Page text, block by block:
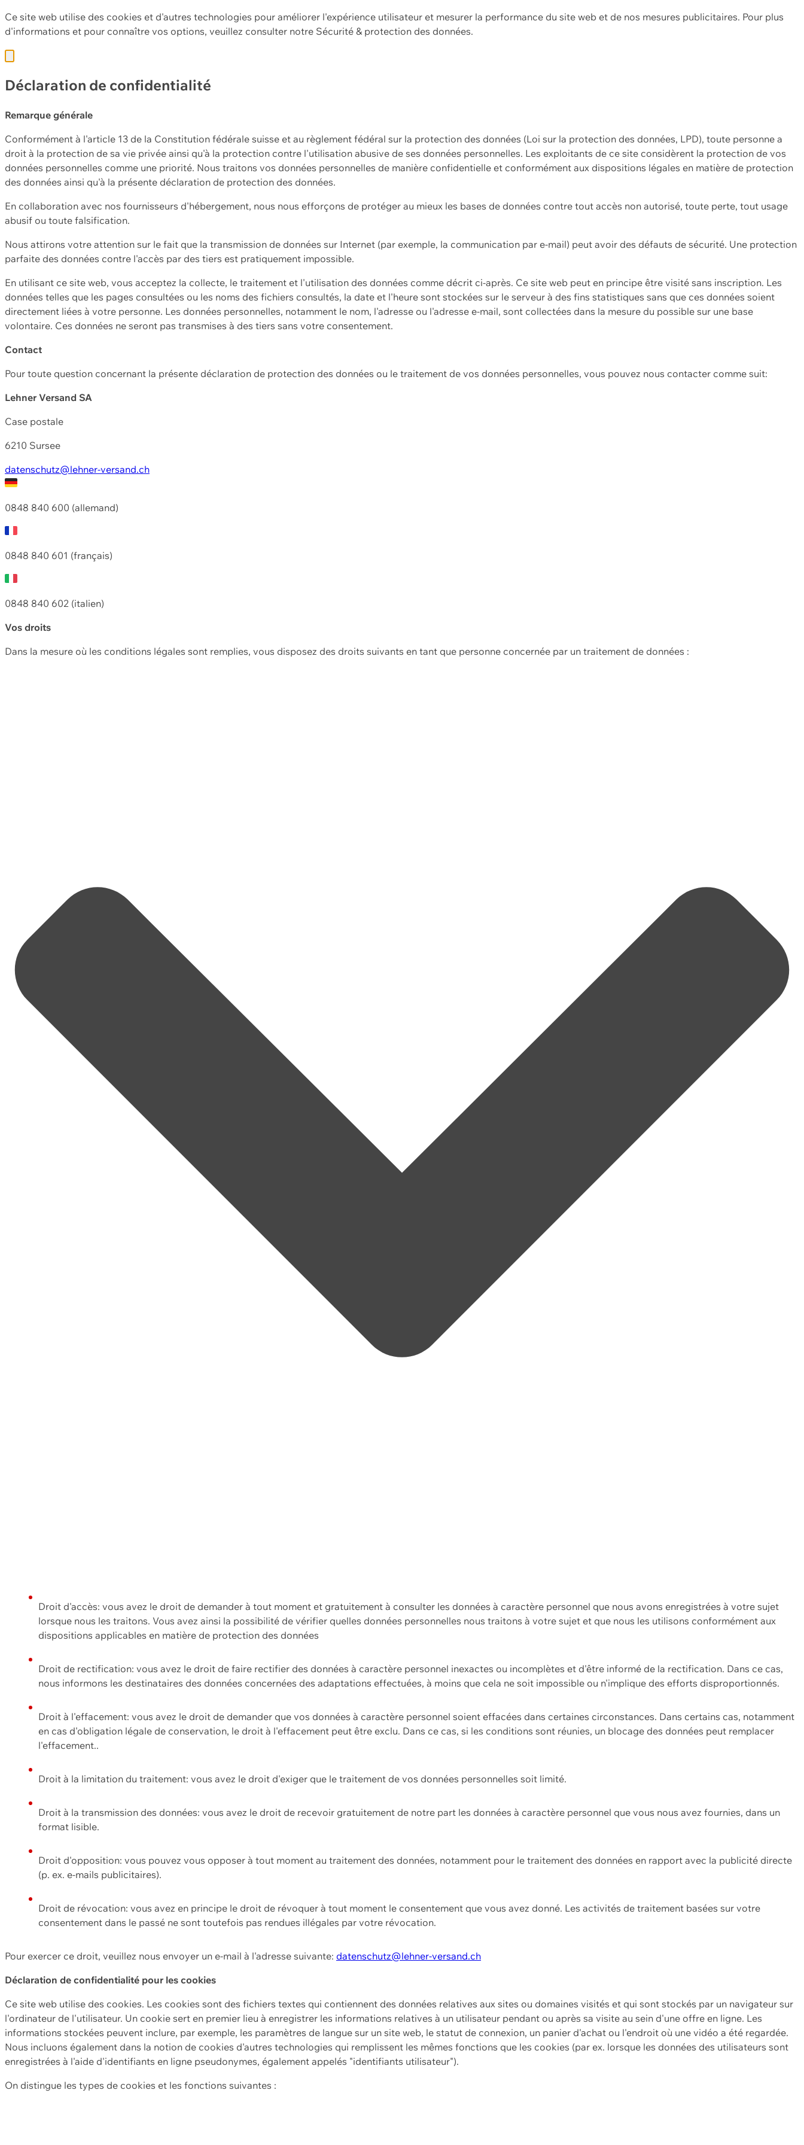
Ce site web utilise des cookies et d'autres technologies pour améliorer l'expérience utilisateur et mesurer la performance du site web et de nos mesures publicitaires. Pour plus
d'informations et pour connaître vos options, veuillez consulter notre Sécurité & protection des données.
Déclaration de confidentialité
Remarque générale
Conformément à l'article 13 de la Constitution fédérale suisse et au règlement fédéral sur la protection des données (Loi sur la protection des données, LPD), toute personne a
droit à la protection de sa vie privée ainsi qu'à la protection contre l'utilisation abusive de ses données personnelles. Les exploitants de ce site considèrent la protection de vos
données personnelles comme une priorité. Nous traitons vos données personnelles de manière confidentielle et conformément aux dispositions légales en matière de protection
des données ainsi qu'à la présente déclaration de protection des données.
En collaboration avec nos fournisseurs d'hébergement, nous nous efforçons de protéger au mieux les bases de données contre tout accès non autorisé, toute perte, tout usage
abusif ou toute falsification.
Nous attirons votre attention sur le fait que la transmission de données sur Internet (par exemple, la communication par e-mail) peut avoir des défauts de sécurité. Une protection
parfaite des données contre l'accès par des tiers est pratiquement impossible.
En utilisant ce site web, vous acceptez la collecte, le traitement et l'utilisation des données comme décrit ci-après. Ce site web peut en principe être visité sans inscription. Les
données telles que les pages consultées ou les noms des fichiers consultés, la date et l'heure sont stockées sur le serveur à des fins statistiques sans que ces données soient
directement liées à votre personne. Les données personnelles, notamment le nom, l'adresse ou l'adresse e-mail, sont collectées dans la mesure du possible sur une base
volontaire. Ces données ne seront pas transmises à des tiers sans votre consentement.
Contact
Pour toute question concernant la présente déclaration de protection des données ou le traitement de vos données personnelles, vous pouvez nous contacter comme suit:
Lehner Versand SA
Case postale
6210 Sursee
datenschutz@lehner-versand.ch
0848 840 600 (allemand)
0848 840 601 (français)
0848 840 602 (italien)
Vos droits
Dans la mesure où les conditions légales sont remplies, vous disposez des droits suivants en tant que personne concernée par un traitement de données :
Droit d'accès: vous avez le droit de demander à tout moment et gratuitement à consulter les données à caractère personnel que nous avons enregistrées à votre sujet
lorsque nous les traitons. Vous avez ainsi la possibilité de vérifier quelles données personnelles nous traitons à votre sujet et que nous les utilisons conformément aux
dispositions applicables en matière de protection des données
Droit de rectification: vous avez le droit de faire rectifier des données à caractère personnel inexactes ou incomplètes et d'être informé de la rectification. Dans ce cas,
nous informons les destinataires des données concernées des adaptations effectuées, à moins que cela ne soit impossible ou n'implique des efforts disproportionnés.
Droit à l'effacement: vous avez le droit de demander que vos données à caractère personnel soient effacées dans certaines circonstances. Dans certains cas, notamment
en cas d'obligation légale de conservation, le droit à l'effacement peut être exclu. Dans ce cas, si les conditions sont réunies, un blocage des données peut remplacer
l'effacement..
Droit à la limitation du traitement: vous avez le droit d'exiger que le traitement de vos données personnelles soit limité.
Droit à la transmission des données: vous avez le droit de recevoir gratuitement de notre part les données à caractère personnel que vous nous avez fournies, dans un
format lisible.
Droit d'opposition: vous pouvez vous opposer à tout moment au traitement des données, notamment pour le traitement des données en rapport avec la publicité directe
(p. ex. e-mails publicitaires).
Droit de révocation: vous avez en principe le droit de révoquer à tout moment le consentement que vous avez donné. Les activités de traitement basées sur votre
consentement dans le passé ne sont toutefois pas rendues illégales par votre révocation.
Pour exercer ce droit, veuillez nous envoyer un e-mail à l'adresse suivante: datenschutz@lehner-versand.ch
Déclaration de confidentialité pour les cookies
Ce site web utilise des cookies. Les cookies sont des fichiers textes qui contiennent des données relatives aux sites ou domaines visités et qui sont stockés par un navigateur sur
l'ordinateur de l'utilisateur. Un cookie sert en premier lieu à enregistrer les informations relatives à un utilisateur pendant ou après sa visite au sein d'une offre en ligne. Les
informations stockées peuvent inclure, par exemple, les paramètres de langue sur un site web, le statut de connexion, un panier d'achat ou l'endroit où une vidéo a été regardée.
Nous incluons également dans la notion de cookies d'autres technologies qui remplissent les mêmes fonctions que les cookies (par ex. lorsque les données des utilisateurs sont
enregistrées à l'aide d'identifiants en ligne pseudonymes, également appelés "identifiants utilisateur").
On distingue les types de cookies et les fonctions suivantes :